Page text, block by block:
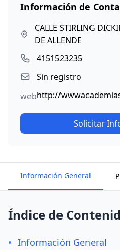
Información de
CALLE STIRLING
DE ALLENDE
4151523235
Sin registro
webhttp://
Solicitar
Información General
Índice de
• Información General